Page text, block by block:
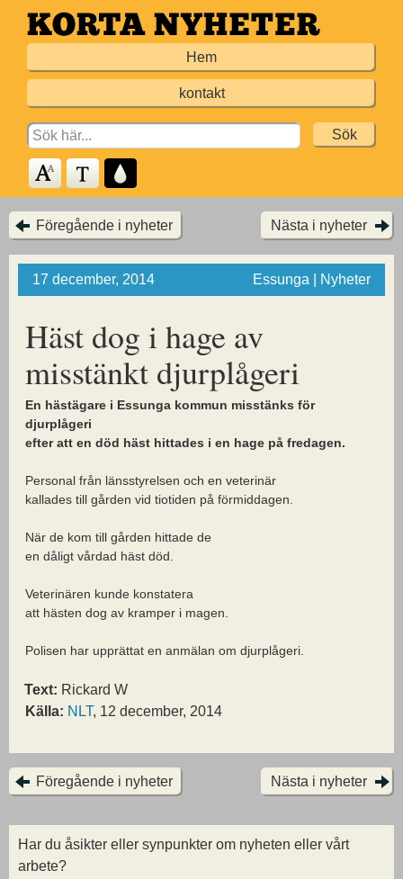
Hoppa
till
Hem
kontakt
Search
for:
Föregående i nyheter Nästa i nyheter
17 december, 2014 Essunga | Nyheter
Häst dog i hage av
misstänkt djurplågeri
En hästägare i Essunga kommun misstänks för
djurplågeri
efter att en död häst hittades i en hage på fredagen.
Personal från länsstyrelsen och en veterinär
kallades till gården vid tiotiden på förmiddagen.
När de kom till gården hittade de
en dåligt vårdad häst död.
Veterinären kunde konstatera
att hästen dog av kramper i magen.
Polisen har upprättat en anmälan om djurplågeri.
Text: Rickard W
Källa: NLT, 12 december, 2014
Föregående i nyheter Nästa i nyheter
Har du åsikter eller synpunkter om nyheten eller vårt
arbete?